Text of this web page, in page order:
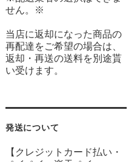
せん。※
当店に返却になった商品の
再配達をご希望の場合は、
返却・再送の送料を別途貰
い受けます。
発送について
【クレジットカード払い・